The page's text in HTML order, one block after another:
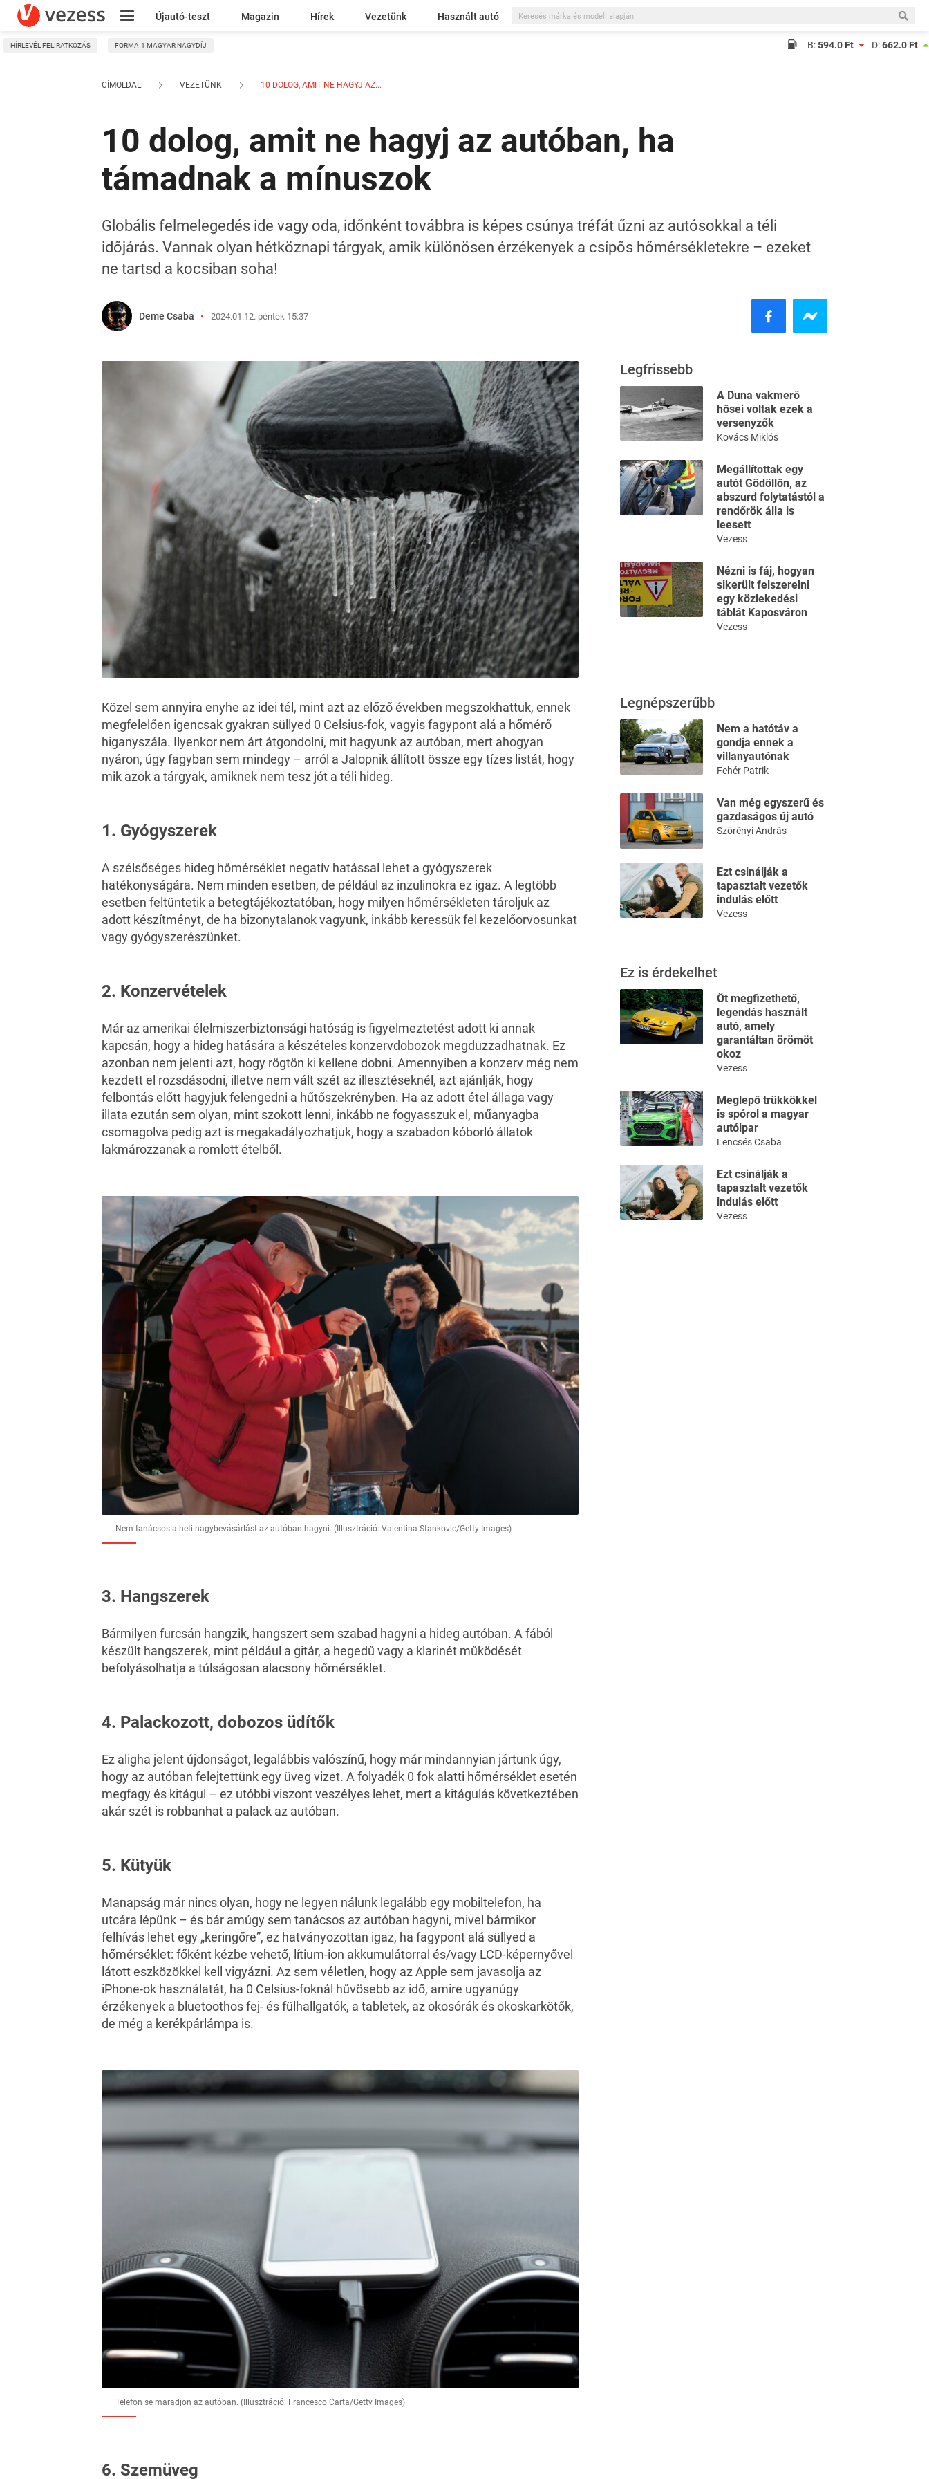
Újautó-teszt Magazin Hírek Vezetünk Használt autó
Kresz
HÍRLEVÉL FELIRATKOZÁS FORMA-1 MAGYAR NAGYDÍJ B:594.0 Ft D:662.0 Ft
CÍMOLDAL VEZETÜNK 10 DOLOG, AMIT NE HAGYJ AZ...
10 dolog, amit ne hagyj az autóban, ha
támadnak a mínuszok
Globális felmelegedés ide vagy oda, időnként továbbra is képes csúnya tréfát űzni az autósokkal a téli
időjárás. Vannak olyan hétköznapi tárgyak, amik különösen érzékenyek a csípős hőmérsékletekre – ezeket
ne tartsd a kocsiban soha!
Deme Csaba 2024.01.12. péntek 15:37
Közel sem annyira enyhe az idei tél, mint azt az előző években megszokhattuk, ennek
megfelelően igencsak gyakran süllyed 0 Celsius-fok, vagyis fagypont alá a hőmérő
higanyszála. Ilyenkor nem árt átgondolni, mit hagyunk az autóban, mert ahogyan
nyáron, úgy fagyban sem mindegy – arról a Jalopnik állított össze egy tízes listát, hogy
mik azok a tárgyak, amiknek nem tesz jót a téli hideg.
1. Gyógyszerek
A szélsőséges hideg hőmérséklet negatív hatással lehet a gyógyszerek
hatékonyságára. Nem minden esetben, de például az inzulinokra ez igaz. A legtöbb
esetben feltüntetik a betegtájékoztatóban, hogy milyen hőmérsékleten tároljuk az
adott készítményt, de ha bizonytalanok vagyunk, inkább keressük fel kezelőorvosunkat
vagy gyógyszerészünket.
2. Konzervételek
Már az amerikai élelmiszerbiztonsági hatóság is figyelmeztetést adott ki annak
kapcsán, hogy a hideg hatására a készételes konzervdobozok megduzzadhatnak. Ez
azonban nem jelenti azt, hogy rögtön ki kellene dobni. Amennyiben a konzerv még nem
kezdett el rozsdásodni, illetve nem vált szét az illesztéseknél, azt ajánlják, hogy
felbontás előtt hagyjuk felengedni a hűtőszekrényben. Ha az adott étel állaga vagy
illata ezután sem olyan, mint szokott lenni, inkább ne fogyasszuk el, műanyagba
csomagolva pedig azt is megakadályozhatjuk, hogy a szabadon kóborló állatok
lakmározzanak a romlott ételből.
Nem tanácsos a heti nagybevásárlást az autóban hagyni. (Illusztráció: Valentina Stankovic/Getty Images)
3. Hangszerek
Bármilyen furcsán hangzik, hangszert sem szabad hagyni a hideg autóban. A fából
készült hangszerek, mint például a gitár, a hegedű vagy a klarinét működését
befolyásolhatja a túlságosan alacsony hőmérséklet.
4. Palackozott, dobozos üdítők
Ez aligha jelent újdonságot, legalábbis valószínű, hogy már mindannyian jártunk úgy,
hogy az autóban felejtettünk egy üveg vizet. A folyadék 0 fok alatti hőmérséklet esetén
megfagy és kitágul – ez utóbbi viszont veszélyes lehet, mert a kitágulás következtében
akár szét is robbanhat a palack az autóban.
5. Kütyük
Manapság már nincs olyan, hogy ne legyen nálunk legalább egy mobiltelefon, ha
utcára lépünk – és bár amúgy sem tanácsos az autóban hagyni, mivel bármikor
felhívás lehet egy „keringőre”, ez hatványozottan igaz, ha fagypont alá süllyed a
hőmérséklet: főként kézbe vehető, lítium-ion akkumulátorral és/vagy LCD-képernyővel
látott eszközökkel kell vigyázni. Az sem véletlen, hogy az Apple sem javasolja az
iPhone-ok használatát, ha 0 Celsius-foknál hűvösebb az idő, amire ugyanúgy
érzékenyek a bluetoothos fej- és fülhallgatók, a tabletek, az okosórák és okoskarkötők,
de még a kerékpárlámpa is.
Telefon se maradjon az autóban. (Illusztráció: Francesco Carta/Getty Images)
6. Szemüveg
Legfrissebb
A Duna vakmerő
hősei voltak ezek a
versenyzők
Kovács Miklós
Megállítottak egy
autót Gödöllőn, az
abszurd folytatástól a
rendőrök álla is
leesett
Vezess
Nézni is fáj, hogyan
sikerült felszerelni
egy közlekedési
táblát Kaposváron
Vezess
Legnépszerűbb
Nem a hatótáv a
gondja ennek a
villanyautónak
Fehér Patrik
Van még egyszerű és
gazdaságos új autó
Szörényi András
Ezt csinálják a
tapasztalt vezetők
indulás előtt
Vezess
Ez is érdekelhet
Öt megfizethető,
legendás használt
autó, amely
garantáltan örömöt
okoz
Vezess
Meglepő trükkökkel
is spórol a magyar
autóipar
Lencsés Csaba
Ezt csinálják a
tapasztalt vezetők
indulás előtt
Vezess